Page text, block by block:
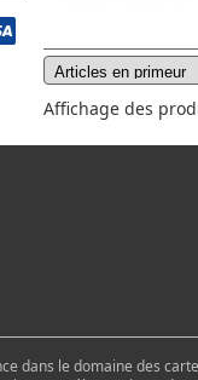
Affichage des
dans le domaine des